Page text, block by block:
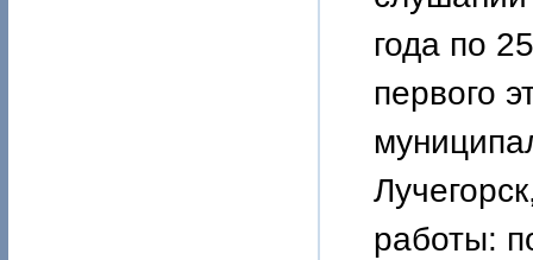
года по
первого
работы: